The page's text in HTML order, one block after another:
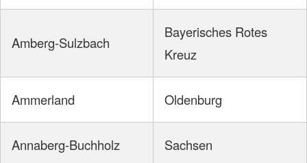
Amberg-Sulzbach
Bayerisches Rotes
Kreuz
Ammerland Oldenburg
Annaberg-Buchholz Sachsen